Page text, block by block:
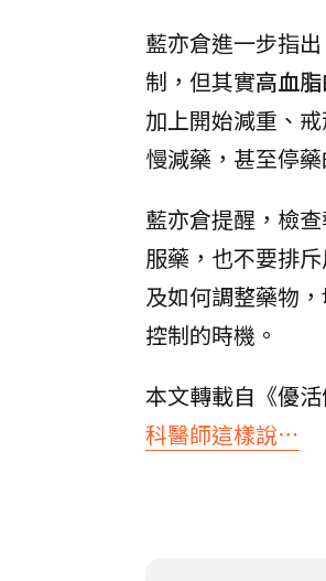
藍亦倉進一步指
制，但其實高血
加上開始減重、
慢減藥，甚至停藥
藍亦倉提醒，檢
服藥，也不要排
及如何調整藥物
控制的時機。
本文轉載自《優
科醫師這樣說⋯